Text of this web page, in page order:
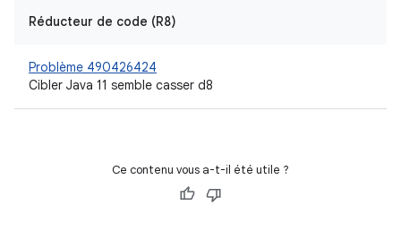
Réducteur de code (R8)
Problème 490426424
Cibler Java 11 semble casser d8
Ce contenu vous a-t-il été utile ?